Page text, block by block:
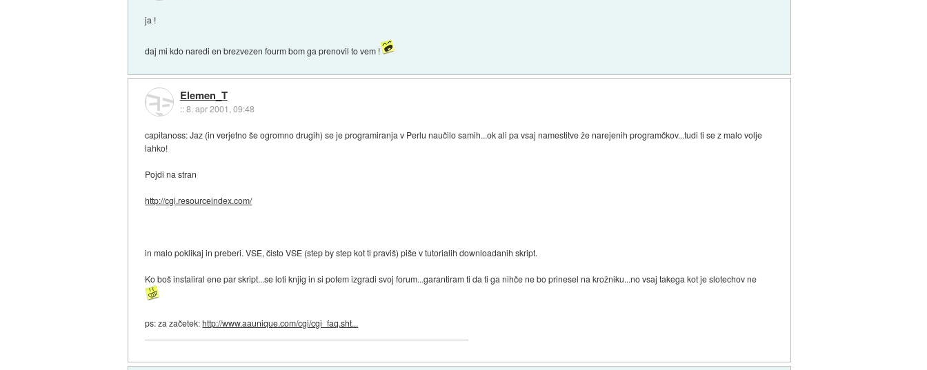
ja !
daj mi kdo naredi en brezvezen fourm bom ga prenovil to vem !
Elemen_T
::8. apr 2001, 09:48
capitanoss: Jaz (in verjetno še ogromno drugih) se je programiranja v Perlu naučilo samih...ok ali pa vsaj namestitve že narejenih programčkov...tudi ti se z malo volje
lahko!
Pojdi na stran
http://cgi.resourceindex.com/
in malo poklikaj in preberi. VSE, čisto VSE (step by step kot ti praviš) piše v tutorialih downloadanih skript.
Ko boš instaliral ene par skript...se loti knjig in si potem izgradi svoj forum...garantiram ti da ti ga nihče ne bo prinesel na krožniku...no vsaj takega kot je slotechov ne
ps: za začetek:http://www.aaunique.com/cgi/cgi_faq.sht...